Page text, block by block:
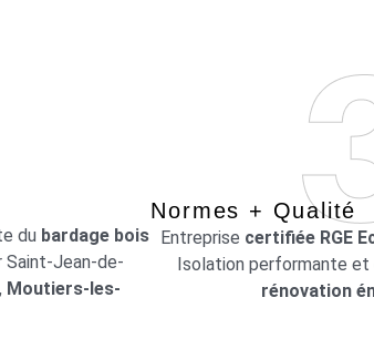
du bardage bois
Saint-Jean-de-
, Moutiers-les-
Normes + Qualité
Entreprise certifiée RGE
Isolation performante et
rénovation